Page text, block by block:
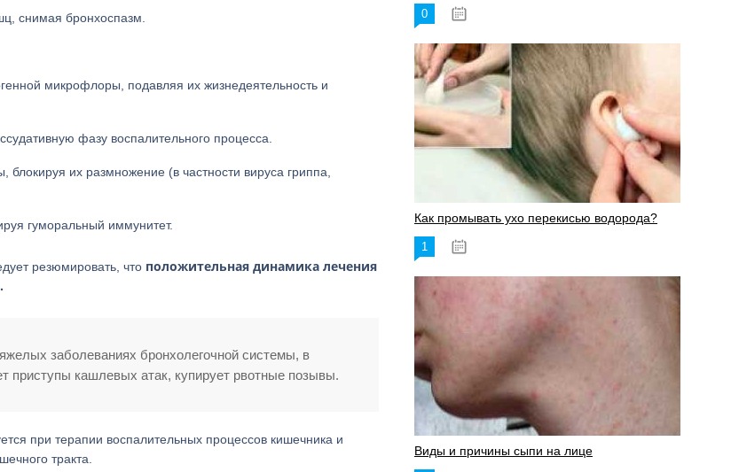
снимая бронхоспазм.
микрофлоры, подавляя их жизнедеятельность и
фазу воспалительного процесса.
блокируя их размножение (в частности вируса гриппа,
гуморальный иммунитет.
резюмировать, что положительная динамика лечения
заболеваниях бронхолегочной системы, в
приступы кашлевых атак, купирует рвотные позывы.
при терапии воспалительных процессов кишечника и
тракта.
0
Как промывать ухо перекисью водорода?
1
Виды и причины сыпи на лице